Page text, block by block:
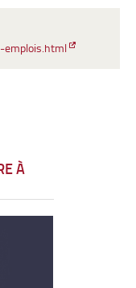
emplois.html
À